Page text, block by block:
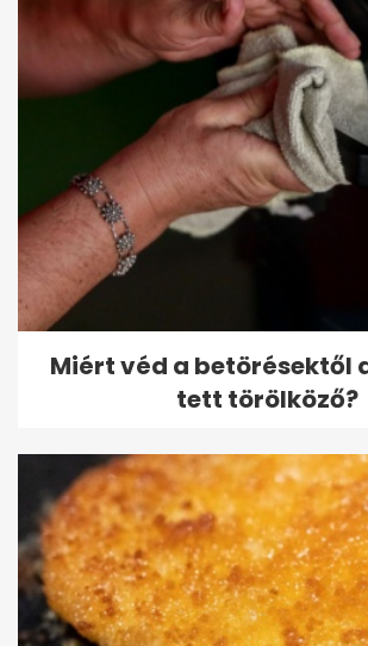
Miért véd a betörésektől
tett törölköző?